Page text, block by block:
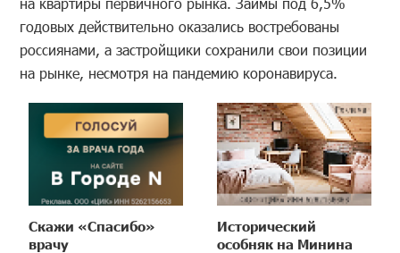
годовых действительно оказались востребованы
россиянами, а застройщики сохранили свои позиции
на рынке, несмотря на пандемию коронавируса.
Скажи «Спасибо»
врачу
Исторический
особняк на Минина